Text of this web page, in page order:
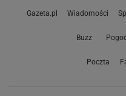
Gazeta.pl Wiadomości
Buzz
Poczta